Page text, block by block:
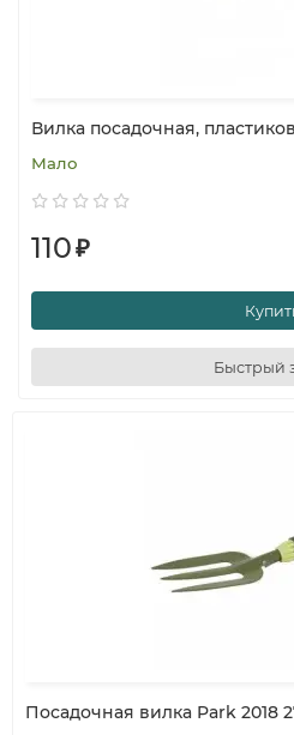
Вилка посадочная,
Мало
110₽
Быстрый
Посадочная вилка Park 2018